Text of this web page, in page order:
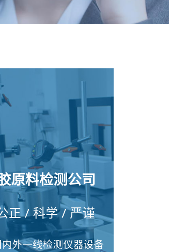
原料检测公司
正 / 科学 / 严谨
外一线检测仪器设备